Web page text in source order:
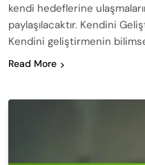
kendi hedeflerine
paylaşılacaktır. Kendini
Kendini geliştirmenin
Read More